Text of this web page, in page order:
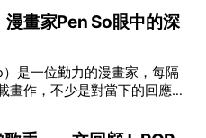
的鴻溝，令回應更貼近港人語
香港專屬資訊。雖然現時不少
理解地道用語及文化又是另
廣東話，
非國立新美術館莫屬。館內所
由丹麥設計師Hans J.
的PK80都找得到，你想坐多
為空間內一抹低調而奪目的
絕。美術館在這裡放了幾排
外國家品網列寫兩款設計價
價約為2萬多港紙。 打破
的夢想構思。1987年於德
Basquiat、Keith Haring、
等多位炙手可熱的當代藝術
遊樂設施。整個氣氛如嘉年華
旋
畫家Pen So眼中的深
畫作，不少是對當下的回應，
扣相連。從早在2015年舉